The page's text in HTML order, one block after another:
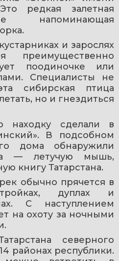
редкая залетная
напоминающая
и зарослях
преимущественно
поодиночке или
Специалисты не
сибирская птица
но и гнездиться
находку сделали в
В подсобном
дома обнаружили
— летучую мышь,
книгу Татарстана.
обычно прячется в
дуплах и
С наступлением
на охоту за ночными
северного
районах республики.